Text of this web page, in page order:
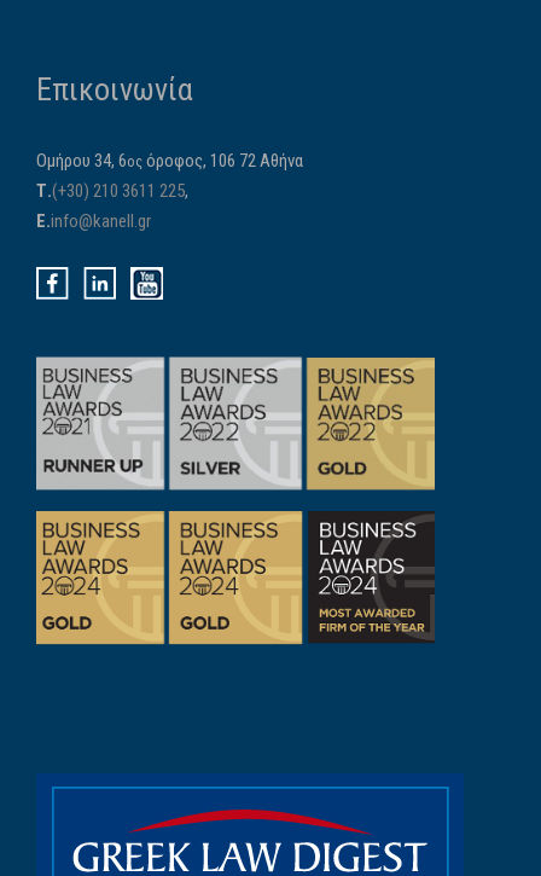
Επικοινωνία
Ομήρου 34, 6ος όροφος, 106 72 Αθήνα
Τ.(+30) 210 3611 225,
E.info@kanell.gr